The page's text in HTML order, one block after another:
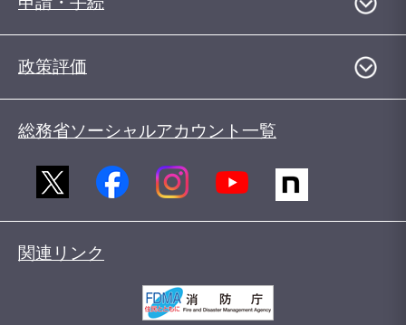
政策評価
総務省ソーシャルアカウント一覧
関連リンク